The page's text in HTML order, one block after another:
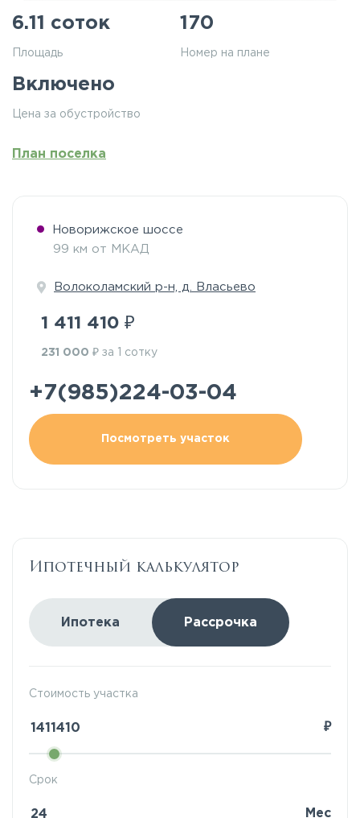
6.11 соток
Площадь
170
Номер на плане
Включено
Цена за обустройство
План поселка
Новорижское шоссе
99 км от МКАД
Волоколамский р-н, д. Власьево
1 411 410 ₽
231 000 ₽ за 1 сотку
+7(985)224-03-04
Посмотреть участок
Ипотечный калькулятор
Ипотека Рассрочка
Стоимость участка
₽
Срок
Мес